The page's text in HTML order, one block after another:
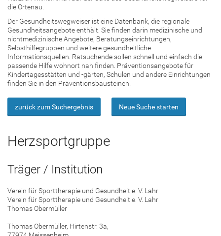
die Ortenau.
Der Gesundheitswegweiser ist eine Datenbank, die regionale
Gesundheitsangebote enthält. Sie finden darin medizinische und
nichtmedizinische Angebote, Beratungseinrichtungen,
Selbsthilfegruppen und weitere gesundheitliche
Informationsquellen. Ratsuchende sollen schnell und einfach die
passende Hilfe wohnort nah finden. Präventionsangebote für
Kindertagesstätten und -gärten, Schulen und andere Einrichtungen
finden Sie in den Präventionsbausteinen.
zurück zum Suchergebnis Neue Suche starten
Herzsportgruppe
Träger / Institution
Verein für Sporttherapie und Gesundheit e. V. Lahr
Verein für Sporttherapie und Gesundheit e. V. Lahr
Thomas Obermüller
Thomas Obermüller, Hirtenstr. 3a,